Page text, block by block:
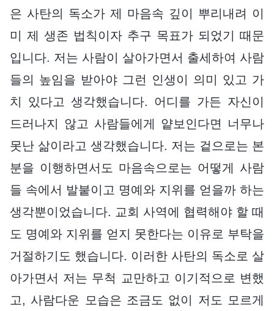
은 사탄의 독소가 제 마음속 깊이 뿌리내려 이
미 제 생존 법칙이자 추구 목표가 되었기 때문
입니다. 저는 사람이 살아가면서 출세하여 사람
들의 높임을 받아야 그런 인생이 의미 있고 가
치 있다고 생각했습니다. 어디를 가든 자신이
드러나지 않고 사람들에게 얕보인다면 너무나
못난 삶이라고 생각했습니다. 저는 겉으로는 본
분을 이행하면서도 마음속으로는 어떻게 사람
들 속에서 발붙이고 명예와 지위를 얻을까 하는
생각뿐이었습니다. 교회 사역에 협력해야 할 때
도 명예와 지위를 얻지 못한다는 이유로 부탁을
거절하기도 했습니다. 이러한 사탄의 독소로 살
아가면서 저는 무척 교만하고 이기적으로 변했
고, 사람다운 모습은 조금도 없이 저도 모르게